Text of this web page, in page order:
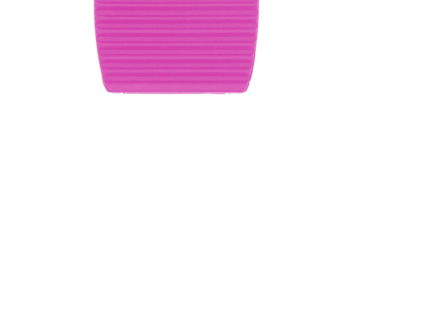
Vorgänge einsehen.
BENUTZERKONTO ERSTELLEN